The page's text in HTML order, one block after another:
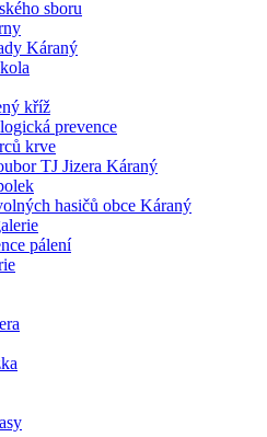
sboru
Káraný
kříž
prevence
krve
TJ Jizera Káraný
hasičů obce Káraný
pálení